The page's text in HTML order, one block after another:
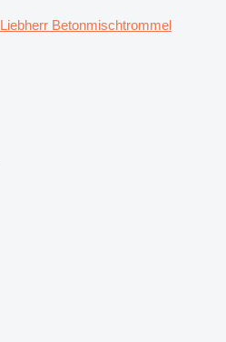
Liebherr Betonmischtrommel